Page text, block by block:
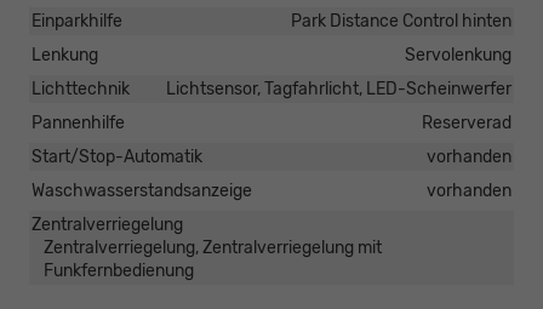
Einparkhilfe
Park Distance Control hinten
Lenkung
Servolenkung
Lichttechnik
Lichtsensor, Tagfahrlicht, LED-Scheinwerfer
Pannenhilfe
Reserverad
Start/Stop-Automatik
vorhanden
Waschwasserstandsanzeige
vorhanden
Zentralverriegelung
Zentralverriegelung, Zentralverriegelung mit
Funkfernbedienung